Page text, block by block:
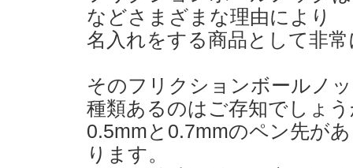
などさまざまな理由により
名入れをする商品として非
そのフリクションボールノ
種類あるのはご存知でしょ
0.5mmと0.7mmのペン先が
ります。